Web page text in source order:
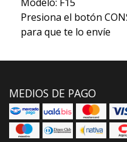
Presiona el botón
para que te lo envíe
MEDIOS DE PAGO